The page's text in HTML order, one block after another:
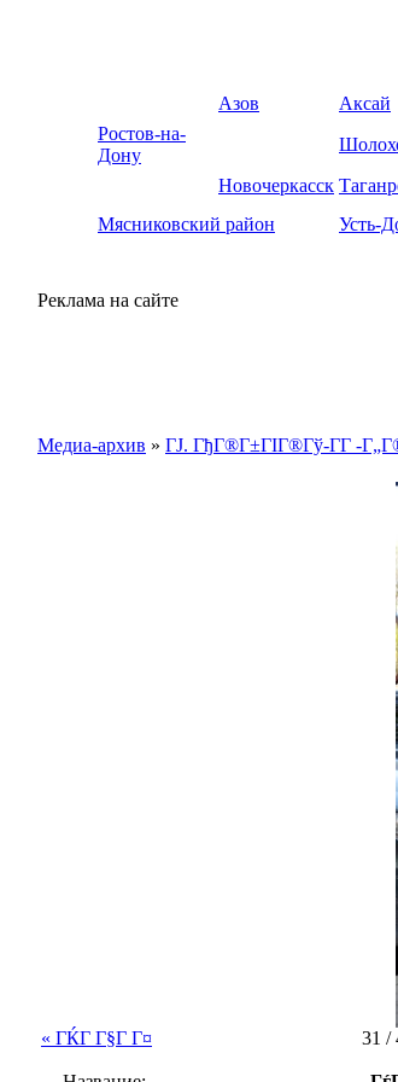
Азов Аксай
Ростов-на-
Дону
Новочеркасск
Мясниковский район
Усть-
Реклама на сайте
Медиа-архив » ГЈ. ГђГ®Г±ГІГ®Гў-Г­Г -
« ГЌГ Г§Г Г¤ 31 /